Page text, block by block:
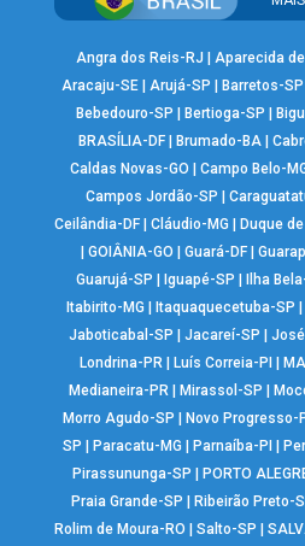
Angra dos Reis-RJ Aparecida
Aracaju-SE |Arujá-SP Barretos-SP
Bebedouro-SP
Bertioga-SP
BRASÍLIA-DF| Brumado-BA|
Caldas Novas-GO
|Campo Belo-
Campos Jordão-SP
Ceilândia-DF| Cláudio-MG Duque
GOIÂNIA-GO Guará-DF|
Guarujá-SP
Iguapé-SP Ilha
Itabirito-MG
Itaquaquecetuba-SP
Jaboticabal-SP
Jacareí-SP
Londrina-PR| Luís Correia-PI
Medianeira-PR
Mirassol-SP
Morro Agudo-SP
Novo Progresso-
SP
Paracatu-MG Parnaíba-PI
Pirassununga-SP
PORTO
Praia Grande-SP
Ribeirão Preto-
Rolim de Moura-RO
Salto-SP